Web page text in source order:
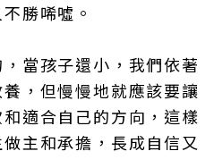
勝唏噓。
當孩子還小，我們依著
，但慢慢地就應該要讓
適合自己的方向，這樣
主和承擔，長成自信又